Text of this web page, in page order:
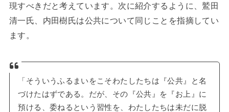
現すべきだと考えています。次に紹介するように、鷲田
清一氏、内田樹氏は公共について同じことを指摘してい
ます。
「そういうふるまいをこそわたしたちは『公共』と名
づけたはずである。だが、その『公共』を『お上』に
預ける、委ねるという習性を、わたしたちは未だに脱